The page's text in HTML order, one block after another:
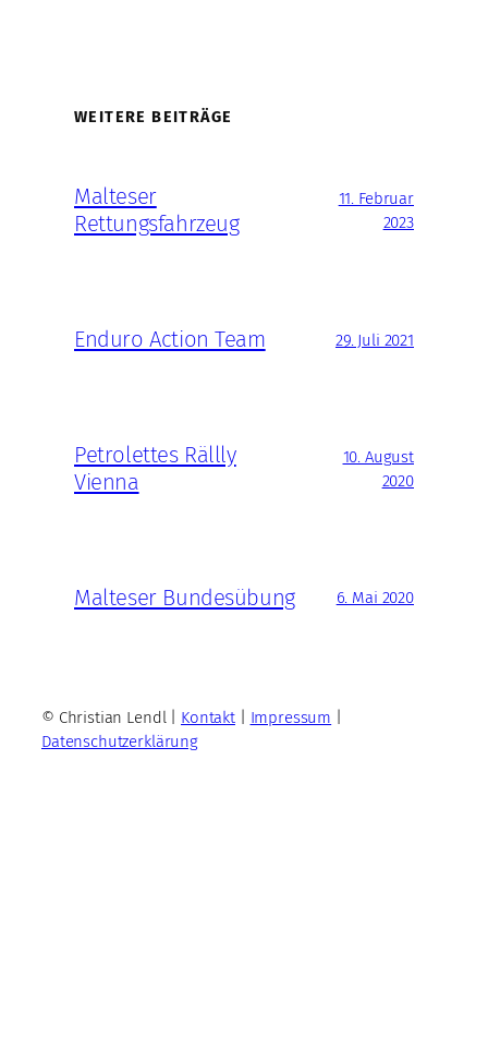
WEITERE BEITRÄGE
Malteser
Rettungsfahrzeug
11. Februar
2023
Enduro Action Team 29. Juli 2021
Petrolettes Rällly
Vienna
10. August
2020
Malteser Bundesübung 6. Mai 2020
© Christian Lendl | Kontakt| Impressum
Datenschutzerklärung